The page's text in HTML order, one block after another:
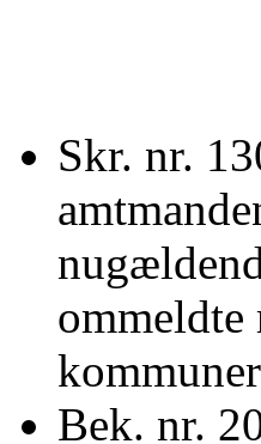
Skr. nr.
Bek. nr.